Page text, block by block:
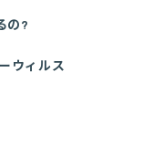
の?
ウィルス